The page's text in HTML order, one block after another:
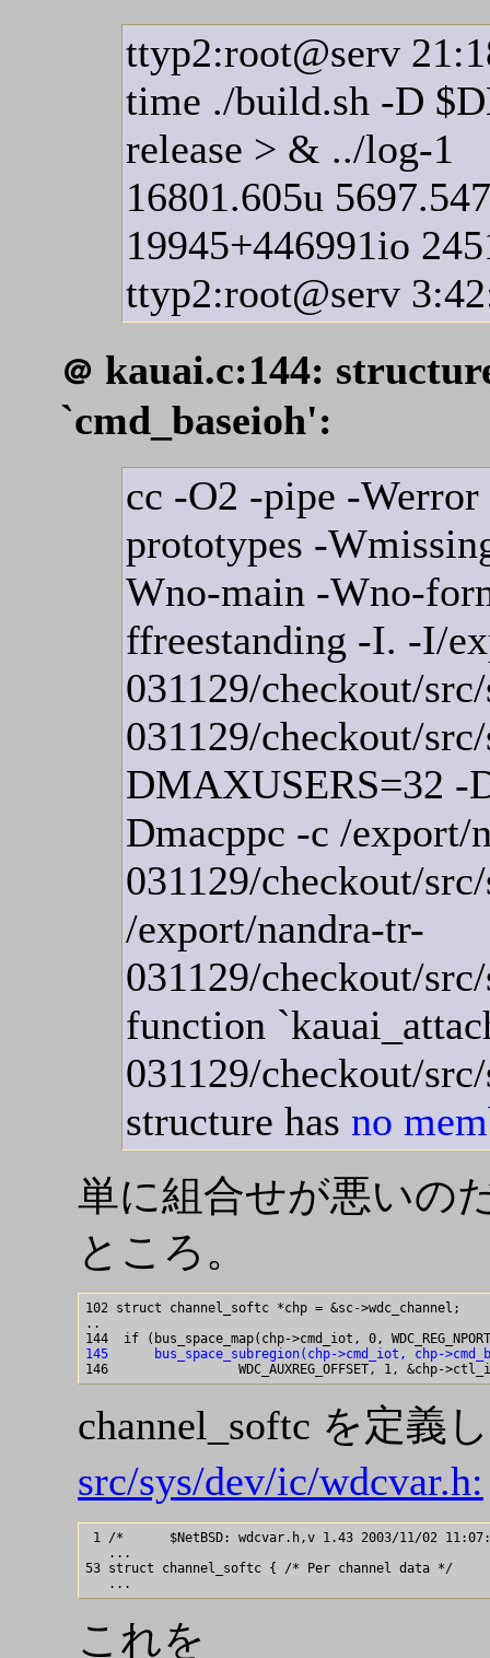
ttyp2:root@serv
time ./build.sh -D
release > & ../log-1
16801.605u
19945+446991io
ttyp2:root@serv
＠ kauai.c:144:
`cmd_baseioh':
cc -O2 -pipe -
prototypes -
Wno-main -Wno-
ffreestanding -I. -I/
031129/checkout/
031129/checkout/
DMAXUSERS=32 -
Dmacppc -c /export/
031129/checkout/
/export/nandra-tr-
031129/checkout/
function
031129/checkout/
structure has no
単に組合せが悪いの
ところ。
102 struct channel_softc *chp = &sc->wdc_channel;
..
145      bus_space_subregion(chp->cmd_iot, chp-
channel_softc を定義
src/sys/dev/ic/wdcvar.h:
1 /*      $NetBSD: wdcvar.h,v 1.43 2003/11/02
   ...
53 struct channel_softc { /* Per channel data */
これを